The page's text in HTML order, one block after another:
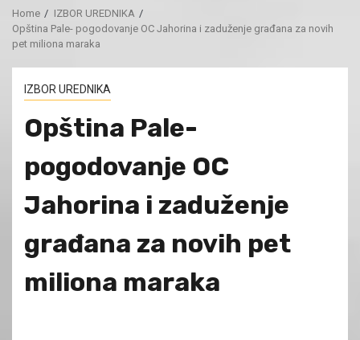
Home
IZBOR UREDNIKA
Opština Pale- pogodovanje OC Jahorina i zaduženje građana za novih
pet miliona maraka
IZBOR UREDNIKA
Opština Pale-
pogodovanje OC
Jahorina i zaduženje
građana za novih pet
miliona maraka